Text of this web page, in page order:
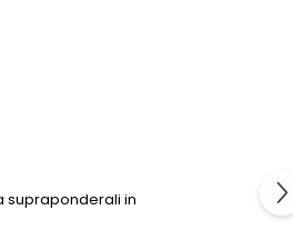
supraponderali in